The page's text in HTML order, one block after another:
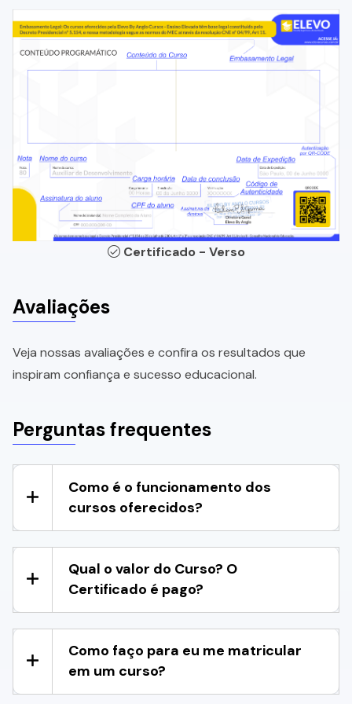
Certificado - Verso
Avaliações
Veja nossas avaliações e confira os resultados que
inspiram confiança e sucesso educacional.
Perguntas frequentes
Como é o funcionamento dos
cursos oferecidos?
Qual o valor do Curso? O
Certificado é pago?
Como faço para eu me matricular
em um curso?